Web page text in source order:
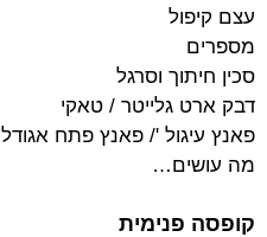
עצם קיפול
מספרים
סכין חיתוך וסרגל
דבק ארט גלייטר / טאקי
פאנץ עיגול '/ פאנץ פתח אגודל
מה עושים…
קופסה פנימית